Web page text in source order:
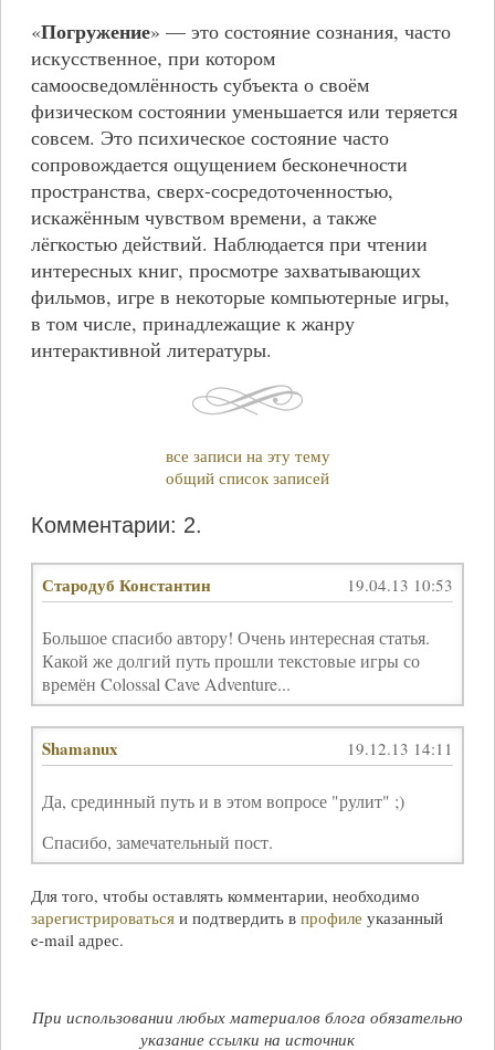
«Погружение» — это состояние сознания, часто
искусственное, при котором
самоосведомлённость субъекта о своём
физическом состоянии уменьшается или теряется
совсем. Это психическое состояние часто
сопровождается ощущением бесконечности
пространства, сверх-сосредоточенностью,
искажённым чувством времени, а также
лёгкостью действий. Наблюдается при чтении
интересных книг, просмотре захватывающих
фильмов, игре в некоторые компьютерные игры,
в том числе, принадлежащие к жанру
интерактивной литературы.
все записи на эту тему
общий список записей
Комментарии: 2.
Стародуб Константин 19.04.13 10:53
Большое спасибо автору! Очень интересная статья.
Какой же долгий путь прошли текстовые игры со
времён Colossal Cave Adventure...
Shamanux 19.12.13 14:11
Да, срединный путь и в этом вопросе "рулит" ;)
Спасибо, замечательный пост.
Для того, чтобы оставлять комментарии, необходимо
зарегистрироватьсяи подтвердить в профиле указанный
e-mailадрес.
При использовании любых материалов блога обязательно
указание ссылки на источник